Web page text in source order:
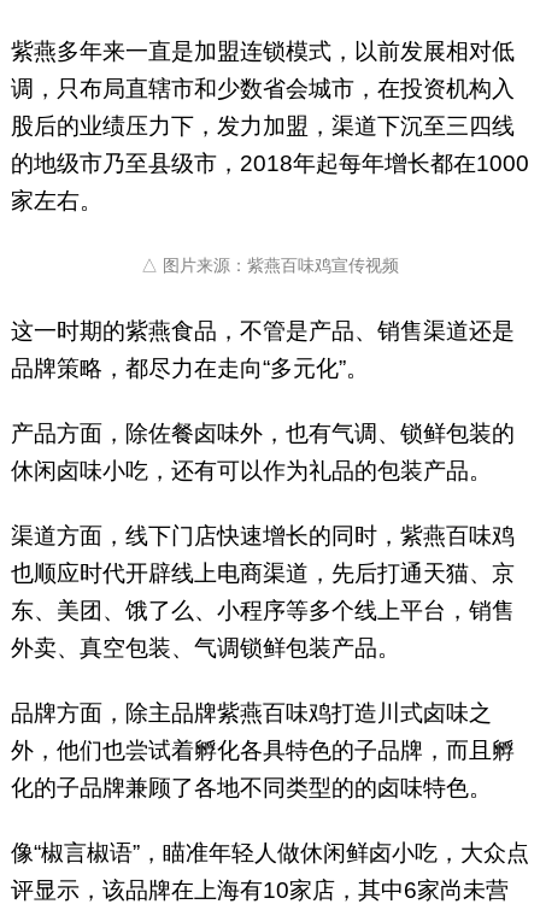
紫燕多年来一直是加盟连锁模式，以前发展相对低
调，只布局直辖市和少数省会城市，在投资机构入
股后的业绩压力下，发力加盟，渠道下沉至三四线
的地级市乃至县级市，2018年起每年增长都在1000
家左右。
△ 图片来源：紫燕百味鸡宣传视频
这一时期的紫燕食品，不管是产品、销售渠道还是
品牌策略，都尽力在走向“多元化”。
产品方面，除佐餐卤味外，也有气调、锁鲜包装的
休闲卤味小吃，还有可以作为礼品的包装产品。
渠道方面，线下门店快速增长的同时，紫燕百味鸡
也顺应时代开辟线上电商渠道，先后打通天猫、京
东、美团、饿了么、小程序等多个线上平台，销售
外卖、真空包装、气调锁鲜包装产品。
品牌方面，除主品牌紫燕百味鸡打造川式卤味之
外，他们也尝试着孵化各具特色的子品牌，而且孵
化的子品牌兼顾了各地不同类型的的卤味特色。
像“椒言椒语”，瞄准年轻人做休闲鲜卤小吃，大众点
评显示，该品牌在上海有10家店，其中6家尚未营